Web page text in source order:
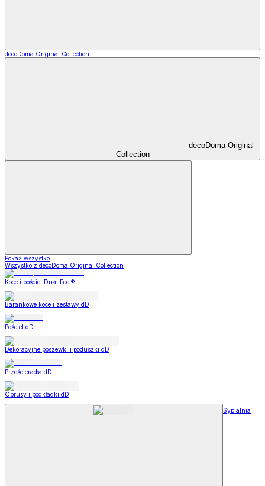
decoDoma Original Collection
decoDoma Original
Collection
Pokaż wszystko
Wszystko z decoDoma Original Collection
Koce i pościel Dual Feel®
Barankowe koce i zestawy dD
Pościel dD
Dekoracyjne poszewki i poduszki dD
Prześcieradła dD
Obrusy i podkładki dD
Sypialnia